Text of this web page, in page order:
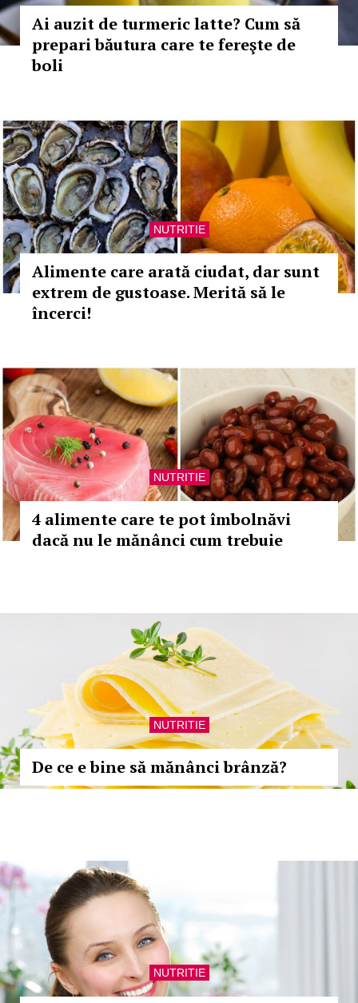
Ai auzit de turmeric latte? Cum să
prepari băutura care te fereşte de
boli
NUTRITIE
Alimente care arată ciudat, dar sunt
extrem de gustoase. Merită să le
încerci!
NUTRITIE
4 alimente care te pot îmbolnăvi
dacă nu le mănânci cum trebuie
NUTRITIE
De ce e bine să mănânci brânză?
NUTRITIE